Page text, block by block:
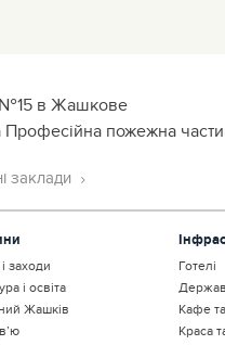
№15 в Жашкове
Професійна пожежна
заклади
і заходи
і освіта
Жашків
Готелі
Кафе
Краса